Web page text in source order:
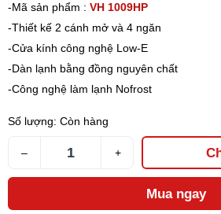
-Mã sản phẩm : VH 1009HP
-Thiết kế 2 cánh mở và 4 ngăn
-Cửa kính công nghệ Low-E
-Dàn lạnh bằng đồng nguyên chất
-Công nghệ làm lạnh Nofrost
Số lượng: Còn hàng
– +
Mua ngay